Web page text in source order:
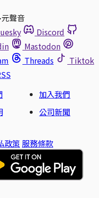
聲音
Discord
Mastodon
Threads
Tiktok
加入我們
公司新聞
政策 服務條款